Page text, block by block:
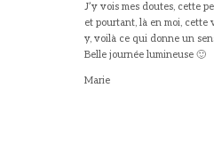
J’y vois mes doutes, cette
et pourtant, là en moi, cette
y, voilà ce qui donne un
Belle journée lumineuse 🙂
Marie